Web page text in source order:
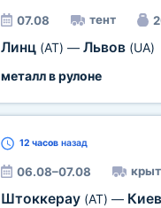
07.08 тент
Линц (AT) — Львов (UA)
металл в рулоне
12 часовназад
06.08–07.08
Штоккерау (AT) — Киев